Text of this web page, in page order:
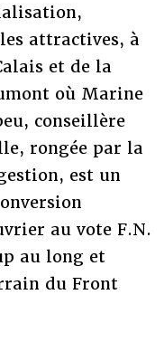
attractives, à
et de la
où Marine
conseillère
rongée par la
est un
au vote F.N.
au long et
du Front